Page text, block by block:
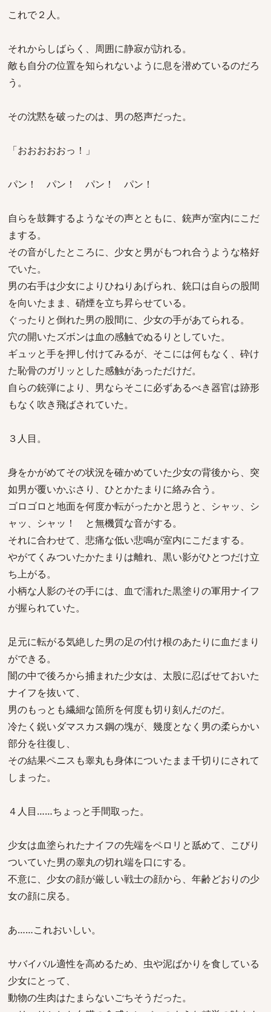
これで２人。
それからしばらく、周囲に静寂が訪れる。
敵も自分の位置を知られないように息を潜めているのだろ
う。
その沈黙を破ったのは、男の怒声だった。
「おおおおおっ！」
パン！ パン！ パン！ パン！
自らを鼓舞するようなその声とともに、銃声が室内にこだ
まする。
その音がしたところに、少女と男がもつれ合うような格好
でいた。
男の右手は少女によりひねりあげられ、銃口は自らの股間
を向いたまま、硝煙を立ち昇らせている。
ぐったりと倒れた男の股間に、少女の手があてられる。
穴の開いたズボンは血の感触でぬるりとしていた。
ギュッと手を押し付けてみるが、そこには何もなく、砕け
た恥骨のガリッとした感触があっただけだ。
自らの銃弾により、男ならそこに必ずあるべき器官は跡形
もなく吹き飛ばされていた。
３人目。
身をかがめてその状況を確かめていた少女の背後から、突
如男が覆いかぶさり、ひとかたまりに絡み合う。
ゴロゴロと地面を何度か転がったかと思うと、シャッ、シ
ャッ、シャッ！ と無機質な音がする。
それに合わせて、悲痛な低い悲鳴が室内にこだまする。
やがてくみついたかたまりは離れ、黒い影がひとつだけ立
ち上がる。
小柄な人影のその手には、血で濡れた黒塗りの軍用ナイフ
が握られていた。
足元に転がる気絶した男の足の付け根のあたりに血だまり
ができる。
闇の中で後ろから捕まれた少女は、太股に忍ばせておいた
ナイフを抜いて、
男のもっとも繊細な箇所を何度も切り刻んだのだ。
冷たく鋭いダマスカス鋼の塊が、幾度となく男の柔らかい
部分を往復し、
その結果ペニスも睾丸も身体についたまま千切りにされて
しまった。
４人目……ちょっと手間取った。
少女は血塗られたナイフの先端をペロリと舐めて、こびり
ついていた男の睾丸の切れ端を口にする。
不意に、少女の顔が厳しい戦士の顔から、年齢どおりの少
女の顔に戻る。
あ……これおいしい。
サバイバル適性を高めるため、虫や泥ばかりを食している
少女にとって、
動物の生肉はたまらないごちそうだった。